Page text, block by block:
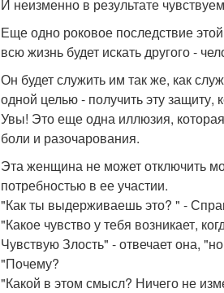
И неизменно в результате
Еще одно роковое последствие
всю жизнь будет искать другого -
Он будет служить им так же, как
одной целью - получить эту
Увы! Это еще одна иллюзия,
боли и разочарования.
Эта женщина не может отключить
потребностью в ее участии.
"Как ты выдерживаешь это? " -
"Какое чувство у тебя возникает,
Чувствую Злость" - отвечает она,
"Почему?
"Какой в этом смысл? Ничего не